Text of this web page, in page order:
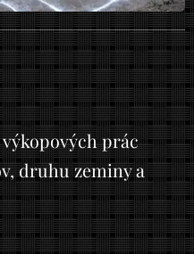
prác
druhu zeminy a